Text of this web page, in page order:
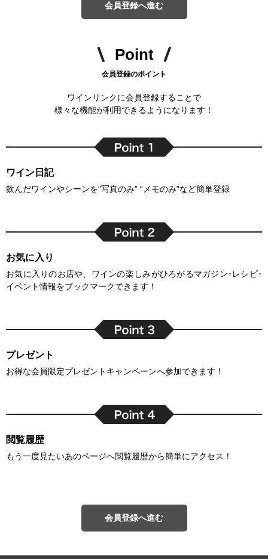
会員登録へ進む
Point
会員登録のポイント
ワインリンクに会員登録することで
様々な機能が利用できるようになります！
ワイン日記
飲んだワインやシーンを”写真のみ” “メモのみ”など簡単登録
お気に入り
お気に入りのお店や、ワインの楽しみがひろがるマガジン･レシピ･
イベント情報をブックマークできます！
プレゼント
お得な会員限定プレゼントキャンペーンへ参加できます！
閲覧履歴
もう一度見たいあのページへ閲覧履歴から簡単にアクセス！
会員登録へ進む